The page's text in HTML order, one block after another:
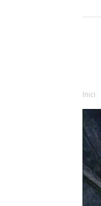
Inici